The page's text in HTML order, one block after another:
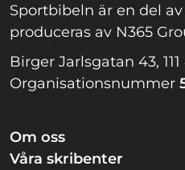
Sportbibeln är en del
produceras av N365
Birger Jarlsgatan 43,
Organisationsnummer
Om oss
Våra skribenter